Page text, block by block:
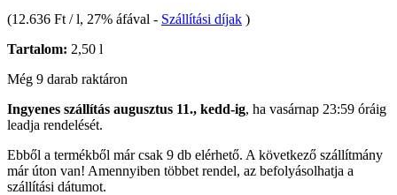
(12.636 Ft / l, 27% áfával - Szállítási díjak )
Tartalom: 2,50 l
Még 9 darab raktáron
Ingyenes szállítás augusztus 11., kedd-ig, ha vasárnap 23:59 óráig
leadja rendelését.
Ebből a termékből már csak 9 db elérhető. A következő szállítmány
már úton van! Amennyiben többet rendel, az befolyásolhatja a
szállítási dátumot.